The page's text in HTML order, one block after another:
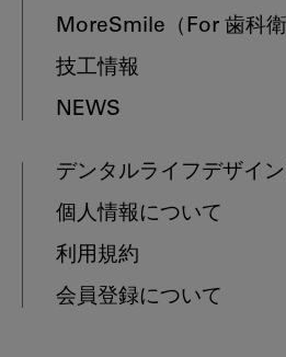
MoreSmile （For 歯科
技工情報
NEWS
デンタルライフデザイ
個人情報について
利用規約
会員登録について